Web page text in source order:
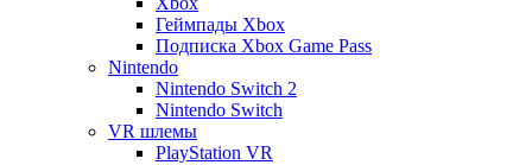
Геймпады Xbox
Подписка Xbox Game Pass
Nintendo
Nintendo Switch 2
Nintendo Switch
VR шлемы
PlayStation VR